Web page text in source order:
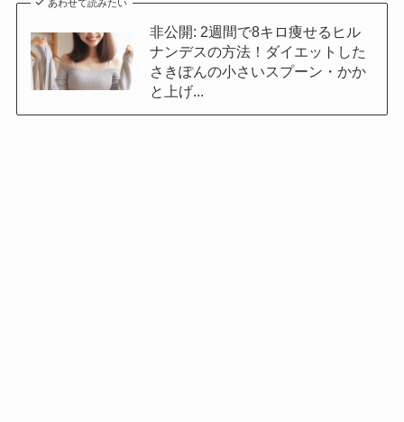
あわせて読みたい
非公開: 2週間で8キロ痩せるヒル
ナンデスの方法！ダイエットした
さきぽんの小さいスプーン・かか
と上げ...